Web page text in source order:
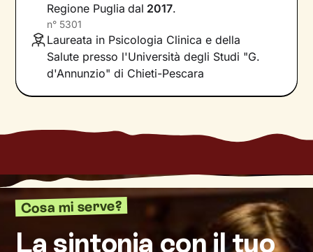
attuali, e di riscoprire
potenzialità e risorse
interne di cui non sei ancora consapevole.
Lavoreremo sulle tue emozioni, sulle dinamiche
delle tue relazioni, sulla comunicazione e, in
generale, sull’acquisizione di modalità di
unlivello di benessere sempre maggiore
Regione Puglia dal 2017.
n° 5301
Laureata in Psicologia Clinica e della
Salute presso l'Università degli Studi "G.
d'Annunzio" di Chieti-Pescara
Cosa mi serve?
La sintonia con il tuo